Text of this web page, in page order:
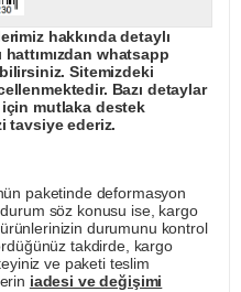
hakkında detaylı
hattımızdan whatsapp
Sitemizdeki
Bazı detaylar
için mutlaka destek
tavsiye ederiz.
paketinde deformasyon
söz konusu ise, kargo
durumunu kontrol
takdirde, kargo
ve paketi teslim
iadesi ve değişimi